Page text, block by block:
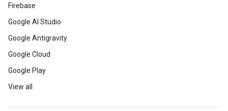
Firebase
Google AI Studio
Google Antigravity
Google Cloud
Google Play
View all